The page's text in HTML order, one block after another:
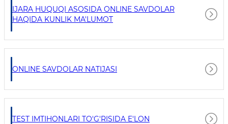
IJARA HUQUQI ASOSIDA ONLINE SAVDOLAR
HAQIDA KUNLIK MA'LUMOT
ONLINE SAVDOLAR NATIJASI
TEST IMTIHONLARI TO'G'RISIDA E'LON